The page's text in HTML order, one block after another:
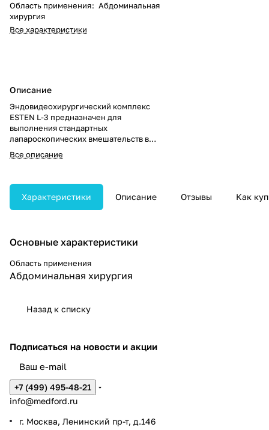
Область применения: Абдоминальная
хирургия
Все характеристики
Описание
Эндовидеохирургический комплекс
ESTEN L-3 предназначен для
выполнения стандартных
лапароскопических вмешательств в
абдоминальной хирургии. Подходит
для плановых и экстренных операций,
аппендэктомию. Поставляется в
базовой комплектации.
Все описание
Характеристики Описание Отзывы Как
Основные характеристики
Область применения
Абдоминальная хирургия
Назад к списку
Подписаться на новости и акции
+7 (499) 495-48-21
info@medford.ru
г. Москва, Ленинский пр-т, д.146